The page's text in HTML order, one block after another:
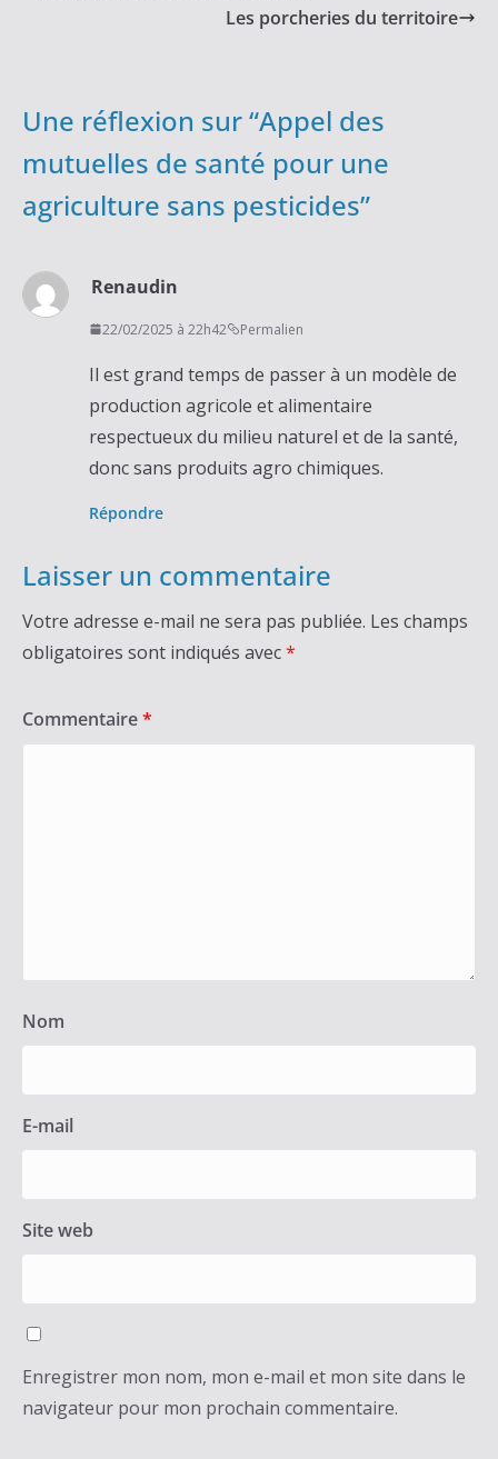
Les porcheries du territoire
Une réflexion sur “Appel des
mutuelles de santé pour une
agriculture sans pesticides”
Renaudin
22/02/2025 à 22h42 Permalien
Il est grand temps de passer à un modèle de
production agricole et alimentaire
respectueux du milieu naturel et de la santé,
donc sans produits agro chimiques.
Répondre
Laisser un commentaire
Votre adresse e-mail ne sera pas publiée. Les champs
obligatoires sont indiqués avec*
Commentaire*
Nom
E-mail
Site web
Enregistrer mon nom, mon e-mail et mon site dans le
navigateur pour mon prochain commentaire.